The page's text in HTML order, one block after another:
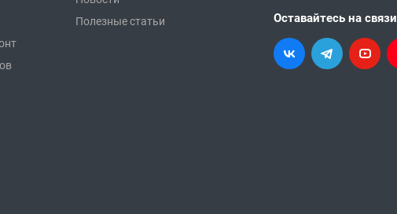
Полезные статьи
Оставайтесь на связи